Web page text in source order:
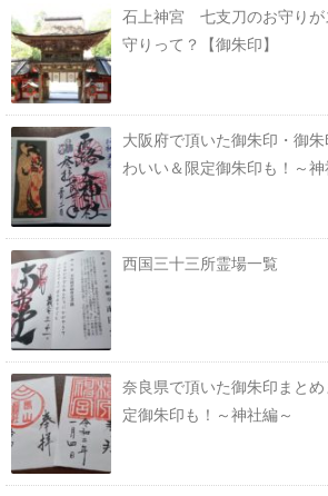
石上神宮 七支刀のお守りが
守りって？【御朱印】
大阪府で頂いた御朱印・御
わいい＆限定御朱印も！～
西国三十三所霊場一覧
奈良県で頂いた御朱印まと
定御朱印も！～神社編～